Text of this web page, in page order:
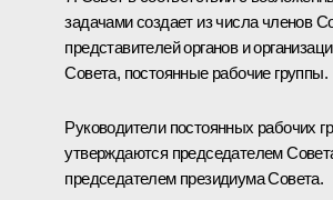
задачами создает из числа членов
представителей органов и
Совета, постоянные рабочие группы.
Руководители постоянных рабочих
утверждаются председателем
председателем президиума Совета.